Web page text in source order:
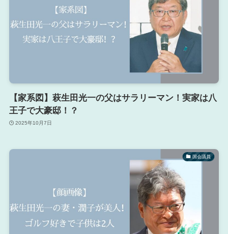
【家系図】萩生田光一の父はサラリーマン！実家は八
王子で大豪邸！？
2025年10月7日
国会議員